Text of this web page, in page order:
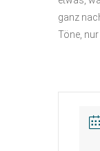
ganz
Töne,